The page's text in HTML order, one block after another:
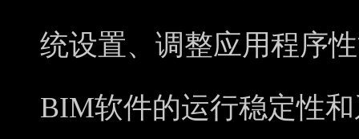
统设置、调整应用程序
BIM软件的运行稳定性